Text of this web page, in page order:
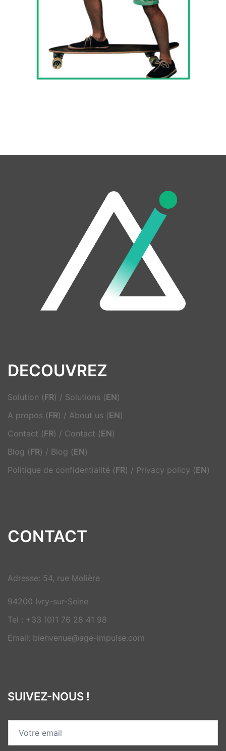
DECOUVREZ
Solution (FR) / Solutions (EN)
A propos (FR) / About us (EN)
Contact (FR) / Contact (EN)
Blog (FR) / Blog (EN)
Politique de confidentialité (FR) / Privacy policy (EN)
CONTACT
Adresse: 54, rue Molière
94200 Ivry-sur-Seine
Tel : +33 (0)1 76 28 41 98
Email: bienvenue@age-impulse.com
SUIVEZ-NOUS !